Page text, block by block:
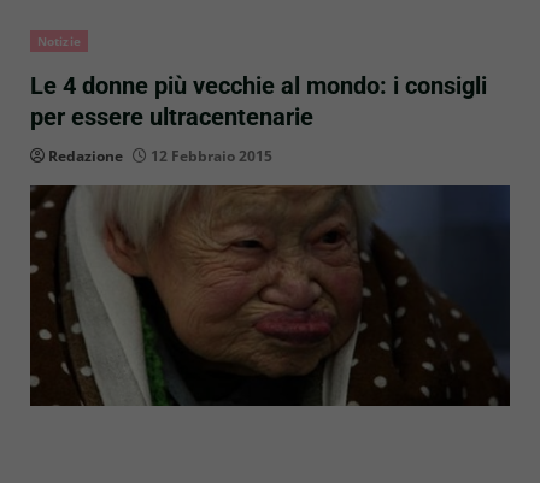
Notizie
Le 4 donne più vecchie al mondo: i consigli
per essere ultracentenarie
Redazione 12 Febbraio 2015